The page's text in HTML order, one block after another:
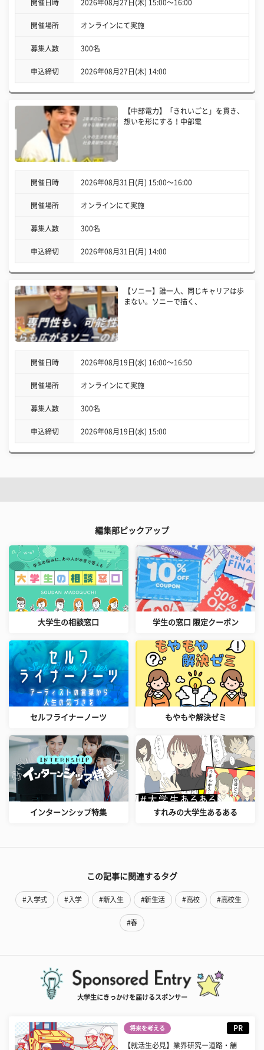
開催日時 2026年08月27日(木) 15:00〜16:00
開催場所 オンラインにて実施
募集人数 300名
申込締切 2026年08月27日(木) 14:00
【中部電力】「きれいごと」を貫き、
想いを形にする！中部電
開催日時 2026年08月31日(月) 15:00〜16:00
開催場所 オンラインにて実施
募集人数 300名
申込締切 2026年08月31日(月) 14:00
【ソニー】誰一人、同じキャリアは歩
まない。ソニーで描く、
開催日時 2026年08月19日(水) 16:00〜16:50
開催場所 オンラインにて実施
募集人数 300名
申込締切 2026年08月19日(水) 15:00
編集部ピックアップ
大学生の相談窓口 学生の窓口 限定クーポン
セルフライナーノーツ もやもや解決ゼミ
インターンシップ特集 すれみの大学生あるある
この記事に関連するタグ
#入学式 #入学 #新入生 #新生活 #高校 #高校生
#春
大学生にきっかけを届けるスポンサー
将来を考える PR
【就活生必見】業界研究ー道路・舗